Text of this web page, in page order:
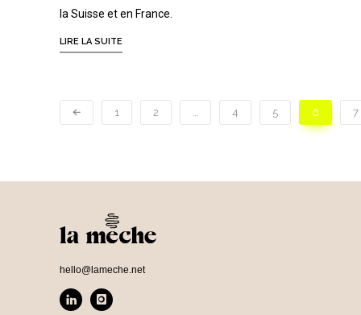
la Suisse et en France.
LIRE LA SUITE
1 2 … 4 5 6 7
hello@lameche.net